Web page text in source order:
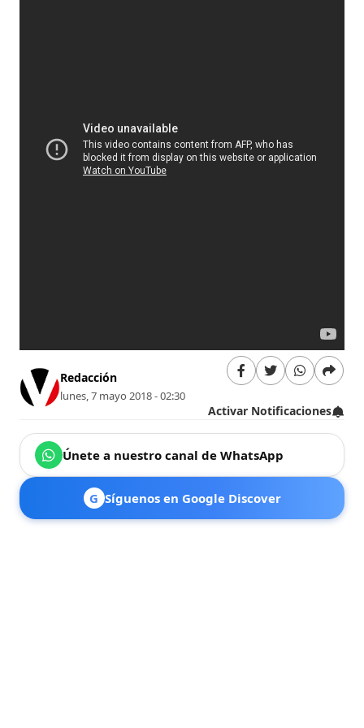
Redacción
lunes, 7 mayo 2018 - 02:30
Activar Notificaciones
Únete a nuestro canal de WhatsApp
G Síguenos en Google Discover